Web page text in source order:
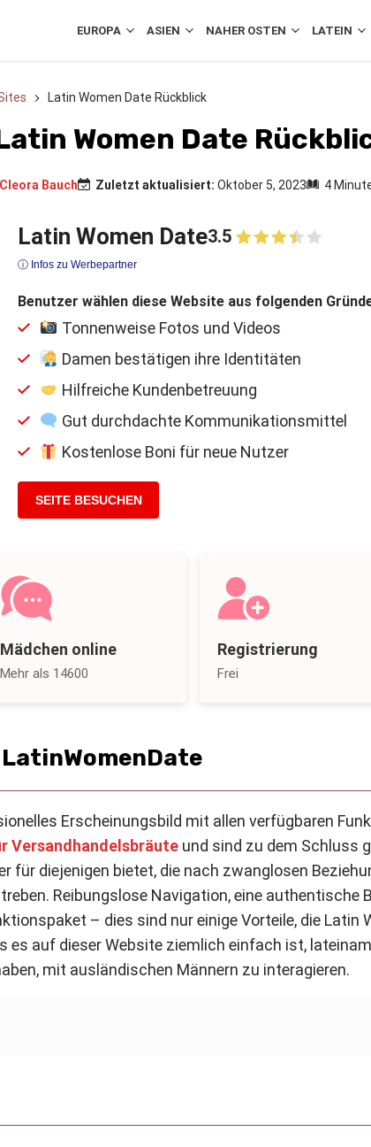
EUROPA ASIEN NAHER OSTEN LATEIN
Latin Women Date Rückblick
Women Date
Cleora Bauch Zuletzt aktualisiert: Oktober 5, 2023 4
Latin Women Date3.5
ⓘ Infos zu Werbepartner
Benutzer wählen diese Website aus folgenden
Tonnenweise Fotos und Videos
Damen bestätigen ihre Identitäten
Hilfreiche Kundenbetreuung
Gut durchdachte Kommunikationsmittel
Kostenlose Boni für neue Nutzer
SEITE BESUCHEN
Mädchen online
Mehr als 14600
Registrierung
Frei
Erscheinungsbild mit allen verfügbaren
Versandhandelsbräute und sind zu dem Schluss
für diejenigen bietet, die nach zwanglosen
Reibungslose Navigation, eine authentische
– dies sind nur einige Vorteile, die Latin
es auf dieser Website ziemlich einfach ist,
mit ausländischen Männern zu interagieren.